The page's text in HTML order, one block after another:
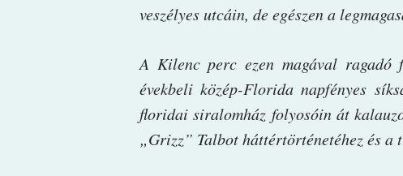
veszélyes utcáin, de egészen a
A Kilenc perc ezen magával ragadó
évekbeli közép-Florida napfényes
floridai siralomház folyosóin át
„Grizz” Talbot háttértörténetéhez és